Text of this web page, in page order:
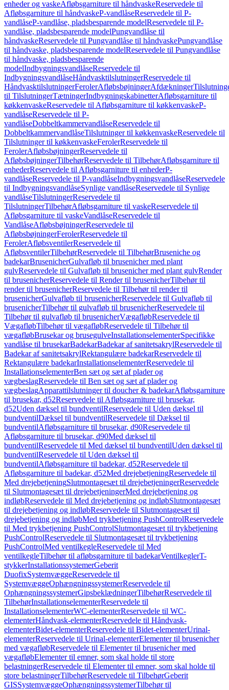
enheder og vaskeAfløbsgarniture til håndvaskeReservedele til
Afløbsgarniture til håndvaskeP-vandlåseReservedele til P-
vandlåseP-vandlåse, pladsbesparende modelReservedele til P-
vandlåse, pladsbesparende modelPungvandlåse til
håndvaskeReservedele til Pungvandlåse til håndvaskePungvandlåse
til håndvaske, pladsbesparende modelReservedele til Pungvandlåse
til håndvaske, pladsbesparende
modelIndbygningsvandlåseReservedele til
IndbygningsvandlåseHåndvasktilslutningerReservedele til
HåndvasktilslutningerFerolerAfløbsbøjningerAfdækninger
til TilslutningerTætningerIndbygningskabinetterAfløbsgarniture til
køkkenvaskeReservedele til Afløbsgarniture til køkkenvaskeP-
vandlåseReservedele til P-
vandlåseDobbeltkammervandlåseReservedele til
DobbeltkammervandlåseTilslutninger til køkkenvaskeReservedele til
Tilslutninger til køkkenvaskeFerolerReservedele til
FerolerAfløbsbøjningerReservedele til
AfløbsbøjningerTilbehørReservedele til TilbehørAfløbsgarniture til
enhederReservedele til Afløbsgarniture til enhederP-
vandlåseReservedele til P-vandlåseIndbygningsvandlåseReservedele
til IndbygningsvandlåseSynlige vandlåseReservedele til Synlige
vandlåseTilslutningerReservedele til
TilslutningerTilbehørAfløbsgarniture til vaskeReservedele til
Afløbsgarniture til vaskeVandlåseReservedele til
VandlåseAfløbsbøjningerReservedele til
AfløbsbøjningerFerolerReservedele til
FerolerAfløbsventilerReservedele til
AfløbsventilerTilbehørReservedele til TilbehørBruseniche og
badekarBrusenicherGulvafløb til brusenicher med plant
gulvReservedele til Gulvafløb til brusenicher med plant gulvRender
til brusenicherReservedele til Render til brusenicherTilbehør til
render til brusenicherReservedele til Tilbehør til render til
brusenicherGulvafløb til brusenicherReservedele til Gulvafløb til
brusenicherTilbehør til gulvafløb til brusenicherReservedele til
Tilbehør til gulvafløb til brusenicherVægafløbReservedele til
VægafløbTilbehør til vægafløbReservedele til Tilbehør til
vægafløbBrusekar og brusegulveInstallationselementerSpecifikke
vandlåse til brusekarBadekarBadekar af sanitetsakrylReservedele til
Badekar af sanitetsakrylRektangulære badekarReservedele til
Rektangulære badekarInstallationselementerReservedele til
InstallationselementerBen sæt og sæt af plader og
vægbeslagReservedele til Ben sæt og sæt af plader og
vægbeslagApparattilslutninger til doucher & badekarAfløbsgarniture
til brusekar, d52Reservedele til Afløbsgarniture til brusekar,
d52Uden dæksel til bundventilReservedele til Uden dæksel til
bundventilDæksel til bundventilReservedele til Dæksel til
bundventilAfløbsgarniture til brusekar, d90Reservedele til
Afløbsgarniture til brusekar, d90Med dæksel til
bundventilReservedele til Med dæksel til bundventilUden dæksel til
bundventilReservedele til Uden dæksel til
bundventilAfløbsgarniture til badekar, d52Reservedele til
Afløbsgarniture til badekar, d52Med drejebetjeningReservedele til
Med drejebetjeningSlutmontagesæt til drejebetjeningerReservedele
til Slutmontagesæt til drejebetjeningerMed drejebetjening og
indløbReservedele til Med drejebetjening og indløbSlutmontagesæt
til drejebetjening og indløbReservedele til Slutmontagesæt til
drejebetjening og indløbMed trykbetjening PushControlReservedele
til Med trykbetjening PushControlSlutmontagesæt til trykbetjening
PushControlReservedele til Slutmontagesæt til trykbetjening
PushControlMed ventilkegleReservedele til Med
ventilkegleTilbehør til afløbsgarniture til badekarVentilkeglerT-
stykkerInstallationssystemerGeberit
DuofixSystemvæggeReservedele til
SystemvæggeOphængningssystemerReservedele til
OphængningssystemerGipsbeklædningerTilbehørReservedele til
TilbehørInstallationselementerReservedele til
InstallationselementerWC-elementerReservedele til WC-
elementerHåndvask-elementerReservedele til Håndvask-
elementerBidet-elementerReservedele til Bidet-elementerUrinal-
elementerReservedele til Urinal-elementerElementer til brusenicher
med vægafløbReservedele til Elementer til brusenicher med
vægafløbElementer til emner, som skal holde til store
belastningerReservedele til Elementer til emner, som skal holde til
store belastningerTilbehørReservedele til TilbehørGeberit
GISSystemvæggeOphængningssystemerTilbehør til